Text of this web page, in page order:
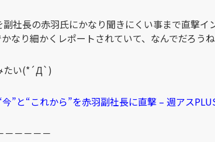
副社長の赤羽氏にかなり聞きにくい事まで直撃
なり細かくレポートされていて、なんでだろう
たい(*´Д`)
”と“これから”を赤羽副社長に直撃 – 週アス
－－－－－